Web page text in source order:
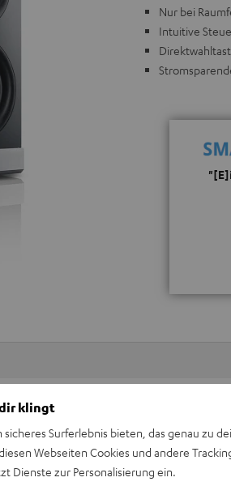
Nur bei
Intuitive
beraten dich auch
Hier Termin buchen
dir klingt
sicheres Surferlebnis bieten, das genau zu
Webseiten Cookies und andere
Dienste zur Personalisierung ein.